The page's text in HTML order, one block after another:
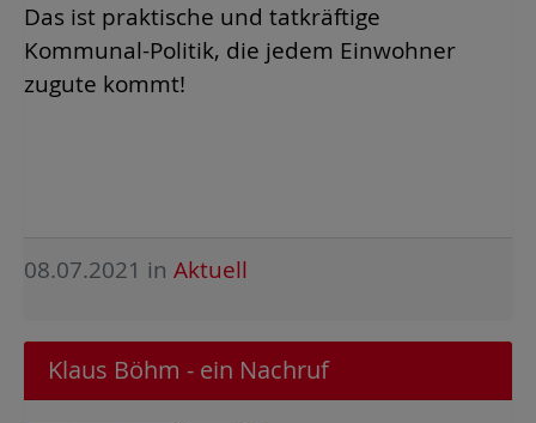
Das ist praktische und tatkräftige
Kommunal-Politik, die jedem Einwohner
zugute kommt!
08.07.2021 in Aktuell
Klaus Böhm - ein Nachruf